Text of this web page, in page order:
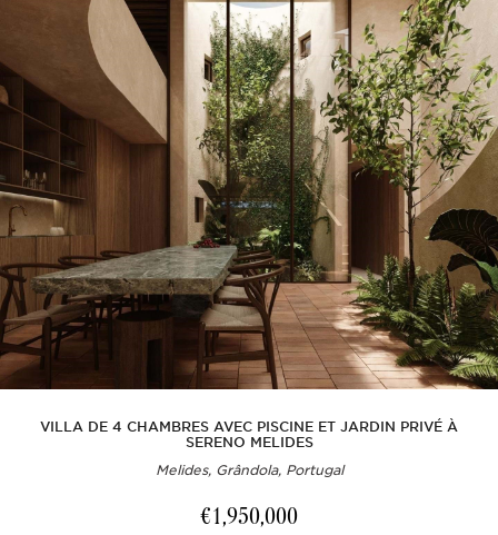
VILLA DE 4 CHAMBRES AVEC PISCINE ET JARDIN PRIVÉ À
SERENO MELIDES
Melides, Grândola, Portugal
€1,950,000